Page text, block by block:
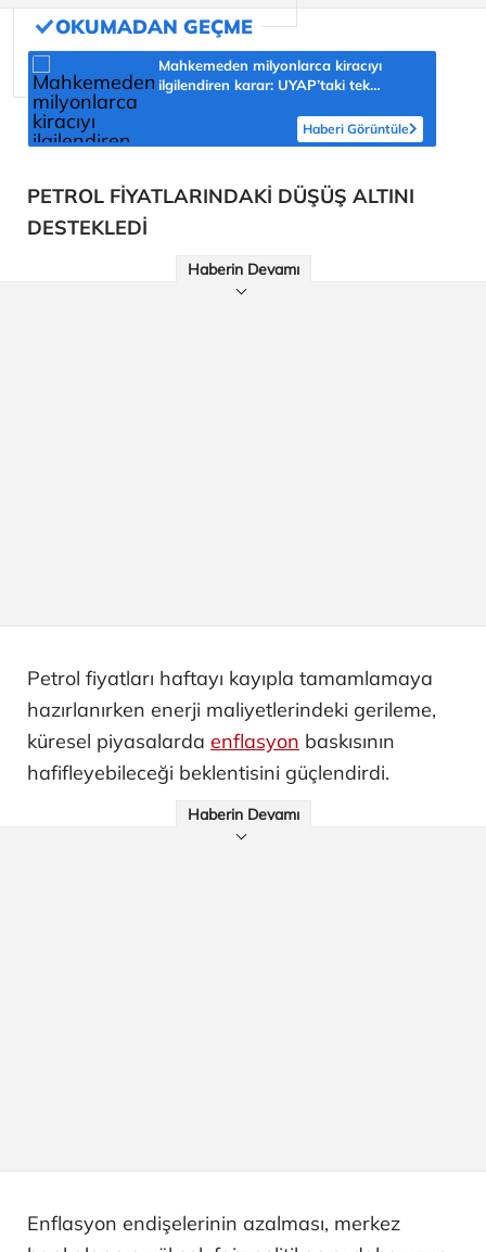
Mahkemeden milyonlarca kiracıyı
ilgilendiren karar: UYAP’taki tek
Haberi Görüntüle
PETROL FİYATLARINDAKİ DÜŞÜŞ ALTINI
DESTEKLEDİ
Haberin Devamı
Petrol fiyatları haftayı kayıpla tamamlamaya
hazırlanırken enerji maliyetlerindeki gerileme,
küresel piyasalarda enflasyon baskısının
hafifleyebileceği beklentisini güçlendirdi.
Haberin Devamı
Enflasyon endişelerinin azalması, merkez